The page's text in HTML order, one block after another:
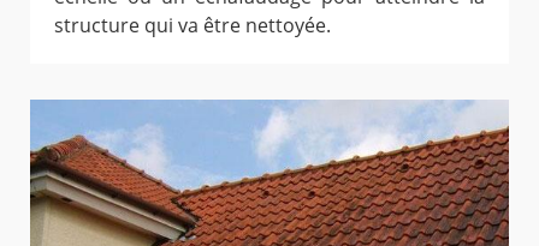
structure qui va être nettoyée.